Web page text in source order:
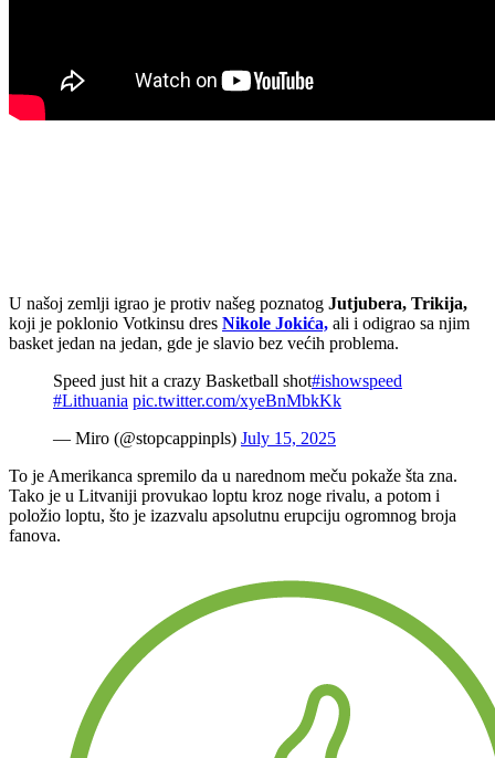
U našoj zemlji igrao je protiv našeg poznatog Jutjubera, Trikija,
koji je poklonio Votkinsu dres Nikole Jokića, ali i odigrao sa njim
basket jedan na jedan, gde je slavio bez većih problema.
Speed just hit a crazy Basketball shot#ishowspeed
#Lithuania pic.twitter.com/xyeBnMbkKk
— Miro (@stopcappinpls) July 15, 2025
To je Amerikanca spremilo da u narednom meču pokaže šta zna.
Tako je u Litvaniji provukao loptu kroz noge rivalu, a potom i
položio loptu, što je izazvalu apsolutnu erupciju ogromnog broja
fanova.